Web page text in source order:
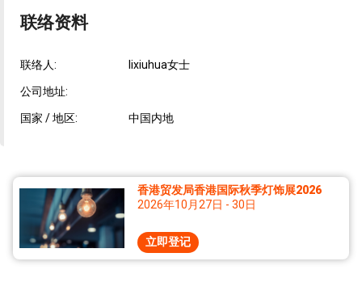
联络资料
联络人: lixiuhua女士
公司地址:
国家 / 地区: 中国内地
香港贸发局香港国际秋季灯饰展2026
2026年10月27日 - 30日
立即登记